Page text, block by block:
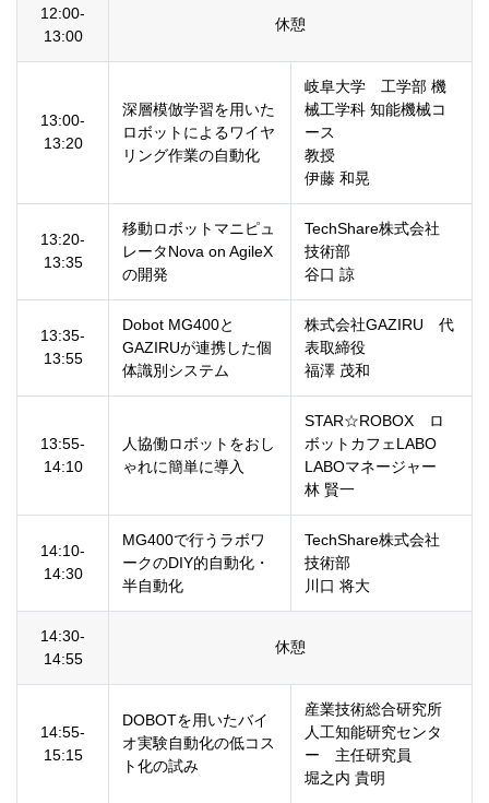
12:00-
13:00
休憩
13:00-
13:20
深層模倣学習を用いた
ロボットによるワイヤ
リング作業の自動化
岐阜大学 工学部 機
械工学科 知能機械コ
ース
教授
伊藤 和晃
13:20-
13:35
移動ロボットマニピュ
レータNova on AgileX
の開発
TechShare株式会社
技術部
谷口 諒
13:35-
13:55
Dobot MG400と
GAZIRUが連携した個
体識別システム
株式会社GAZIRU 代
表取締役
福澤 茂和
13:55-
14:10
人協働ロボットをおし
ゃれに簡単に導入
STAR☆ROBOX ロ
ボットカフェLABO
LABOマネージャー
林 賢一
14:10-
14:30
MG400で行うラボワ
ークのDIY的自動化・
半自動化
TechShare株式会社
技術部
川口 将大
14:30-
14:55
休憩
14:55-
15:15
DOBOTを用いたバイ
オ実験自動化の低コス
ト化の試み
産業技術総合研究所
人工知能研究センタ
ー 主任研究員
堀之内 貴明